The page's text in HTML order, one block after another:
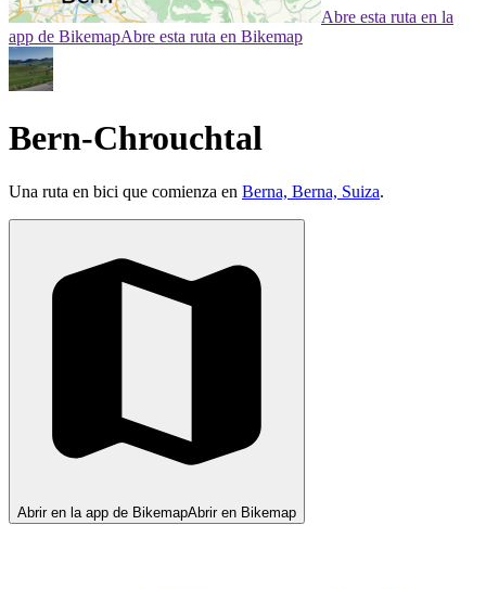
Abre esta ruta en la
app de BikemapAbre esta ruta en Bikemap
Bern-Chrouchtal
Una ruta en bici que comienza en Berna, Berna, Suiza.
Abrir en la app de BikemapAbrir en Bikemap